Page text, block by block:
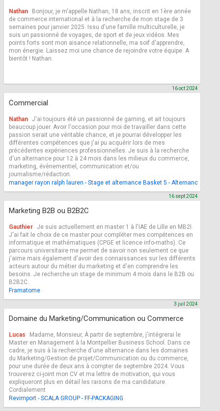
Nathan
Bonjour, je m'appelle Nathan, 18 ans, inscrit en 1ère année
de commerce international et à la recherche de mon stage de 3
semaines pour janvier 2025. Issu d'une famille multiculturelle, je
suis un passionné de voyages, de sport et de jeux vidéos. Mes
points forts sont mon aisance relationnelle, ma soif d'apprendre,
mon énergie. Laissez moi une chance de rejoindre votre équipe. A
bientôt ! Nathan.
Commercial
16 oct 2024
Nathan J'ai toujours été un passionné de gaming, et ait toujours
beaucoup jouer. Avoir l'occasion pour moi de travailler dans cette
passion serait une véritable chance, et je pourrai développer les
différentes compétences que j'ai pu acquérir lors de mes
précédentes expériences professionnelles. Je suis à la recherche
d'un alternance pour 12 à 24 mois dans les milieux du commerce,
marketing, évènementiel, communication et/ou
journalisme/rédaction.
manager rayon ralph lauren - Stage et alternance Basket 5 - Alternance
Marketing B2B ou B2B2C
16 sept 2024
Gauthier Je suis actuellement en master 1 à l'IAE de Lille en MB2I.
J'ai fait le choix de ce master pour compléter mes compétences en
informatique et mathématiques (CPGE et licence info-maths). Ce
parcours universitaire me permet de savoir non seulement ce que
j'aime mais également d'avoir des connaissances sur les différents
acteurs autour du métier du marketing et d'en comprendre les
besoins. Je recherche un stage de minimum 4 mois dans le B2B ou
B2B2C.
Framatome
Domaine du Marketing/Communication ou Commerce
3 juil 2024
Lucas
Madame, Monsieur, À partir de septembre, j'intégrerai le
Master en Management à la Montpellier Business School. Dans ce
cadre, je suis à la recherche d'une alternance dans les domaines
du Marketing/Gestion de projet/Communication ou du commerce,
pour une durée de deux ans à compter de septembre 2024. Vous
trouverez ci-joint mon CV et ma lettre de motivation, qui vous
expliqueront plus en détail les raisons de ma candidature.
Cordialement
Revimport - SCALA GROUP - FF-PACKAGING